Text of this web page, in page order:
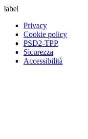
label
Privacy
Cookie policy
PSD2-TPP
Sicurezza
Accessibilità